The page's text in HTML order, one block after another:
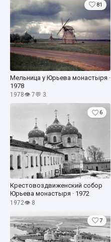
Мельница у Юрьева монастыря ·
1978
1978👁 7💬 3
81
Крестовоздвиженский собор
Юрьева монастыря · 1972
1972👁 8
6
7